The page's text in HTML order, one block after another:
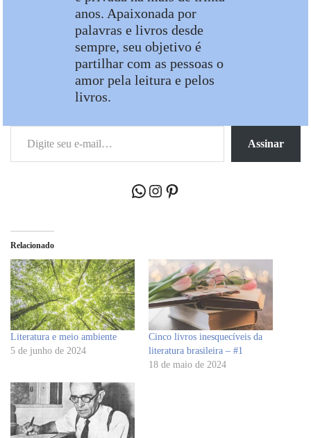
anos. Apaixonada por
palavras e livros desde
sempre, seu objetivo é
partilhar com as pessoas o
amor pela leitura e pelos
livros.
Assinar
Relacionado
Literatura e meio ambiente
5 de junho de 2024
Cinco livros inesquecíveis da
literatura brasileira – #1
18 de maio de 2024